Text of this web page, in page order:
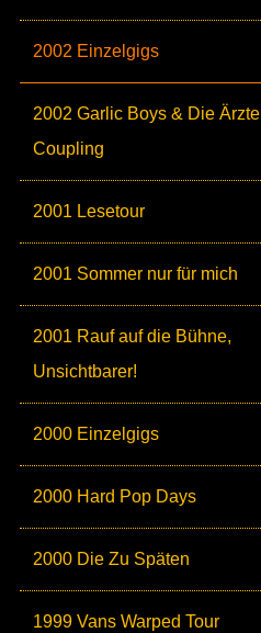
2002 Einzelgigs
2002 Garlic Boys & Die Ärzte
Coupling
2001 Lesetour
2001 Sommer nur für mich
2001 Rauf auf die Bühne,
Unsichtbarer!
2000 Einzelgigs
2000 Hard Pop Days
2000 Die Zu Späten
1999 Vans Warped Tour